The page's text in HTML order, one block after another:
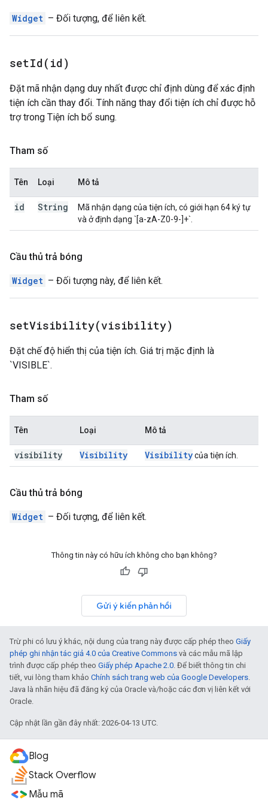
Widget – Đối tượng, để liên kết.
setId( id)
Đặt mã nhận dạng duy nhất được chỉ định dùng để xác định
tiện ích cần thay đổi. Tính năng thay đổi tiện ích chỉ được hỗ
trợ trong Tiện ích bổ sung.
Tham số
Tên Loại Mô tả
id String
Mã nhận dạng của tiện ích, có giới hạn 64 ký tự
và ở định dạng `[a-zA-Z0-9-]+`.
Cầu thủ trả bóng
Widget – Đối tượng này, để liên kết.
setVisibility(visibility)
Đặt chế độ hiển thị của tiện ích. Giá trị mặc định là
`VISIBLE`.
Tham số
Tên Loại Mô tả
visibility Visibility Visibilitycủa tiện ích.
Cầu thủ trả bóng
Widget – Đối tượng, để liên kết.
Thông tin này có hữu ích không cho bạn không?
Gửi ý kiến phản hồi
Trừ phi có lưu ý khác, nội dung của trang này được cấp phép theo Giấy
phép ghi nhận tác giả 4.0 của Creative Commons và các mẫu mã lập
trình được cấp phép theo Giấy phép Apache 2.0. Để biết thông tin chi
tiết, vui lòng tham khảo Chính sách trang web của Google Developers.
Java là nhãn hiệu đã đăng ký của Oracle và/hoặc các đơn vị liên kết với
Oracle.
Cập nhật lần gần đây nhất: 2026-04-13 UTC.
Blog
Stack Overflow
Mẫu mã